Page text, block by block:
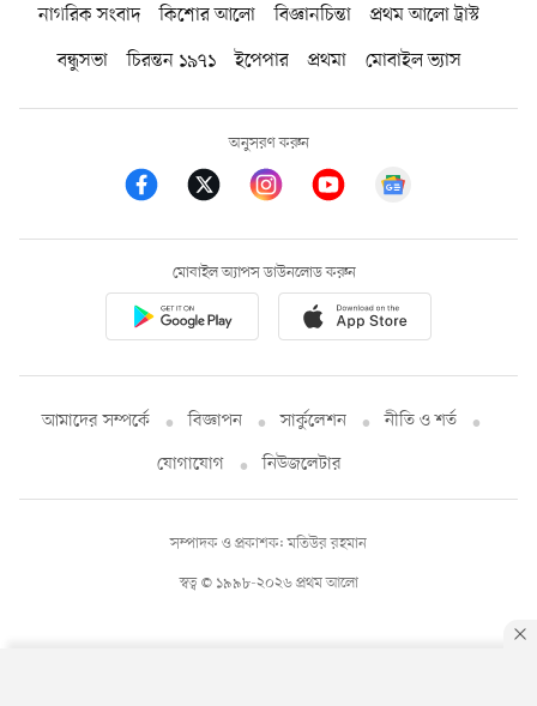
নাগরিক সংবাদ কিশোর আলো বিজ্ঞানচিন্তা
প্রথম আলো ট্রাস্ট
বন্ধুসভা
চিরন্তন ১৯৭১ ইপেপার প্রথমা মোবাইল ভ্যাস
অনুসরণ করুন
মোবাইল অ্যাপস ডাউনলোড করুন
আমাদের সম্পর্কে বিজ্ঞাপন সার্কুলেশন
নীতি ও শর্ত
যোগাযোগ
নিউজলেটার
স্বত্ব © ১৯৯৮-২০২৬ প্রথম আলো
সম্পাদক ও প্রকাশক: মতিউর রহমান